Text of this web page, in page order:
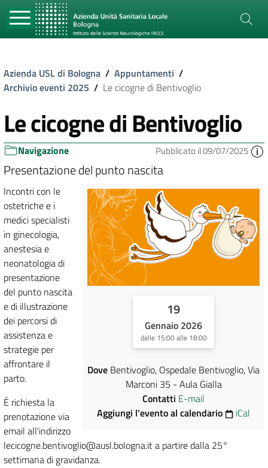
Azienda USL di Bologna / Appuntamenti /
Archivio eventi 2025 / Le cicogne di Bentivoglio
Le cicogne di Bentivoglio
Navigazione Pubblicato il 09/07/2025
Presentazione del punto nascita
19
Gennaio 2026
dalle 15:00 alle 18:00
Dove Bentivoglio, Ospedale Bentivoglio, Via
Marconi 35 - Aula Gialla
Contatti E-mail
Aggiungi l'evento al calendario
iCal
Incontri con le
ostetriche e i
medici specialisti
in ginecologia,
anestesia e
neonatologia di
presentazione
del punto nascita
e di illustrazione
dei percorsi di
assistenza e
strategie per
affrontare il
parto.
È richiesta la
prenotazione via
email all'indirizzo
lecicogne.bentivoglio@ausl.bologna.it a partire dalla 25°
settimana di gravidanza.